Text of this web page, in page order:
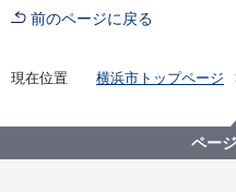
前のページに戻る
現在位置 横浜市トップページ
老人福祉センター横
ペー